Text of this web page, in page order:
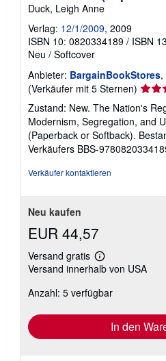
Duck, Leigh Anne
Verlag: 12/1/2009, 2009
ISBN 10: 0820334189 / ISBN
Neu / Softcover
Anbieter: BargainBookStores,
(Verkäufer mit 5 Sternen)
von
5
Zustand: New. The Nation's
Modernism, Segregation, and
(Paperback or Softback).
Verkäufers BBS-
Verkäufer kontaktieren
Neu kaufen
EUR 44,57
Versand gratis
Weitere
Informationen
Versandkosten
Versand innerhalb von USA
Anzahl: 5 verfügbar
In den